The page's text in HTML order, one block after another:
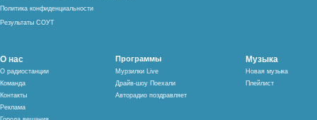
Политика конфиденциальности
Результаты СОУТ
О нас
О радиостанции
Команда
Контакты
Реклама
Программы
Мурзилки Live
Драйв-шоу Поехали
Авторадио поздравляет
Музыка
Новая музыка
Плейлист